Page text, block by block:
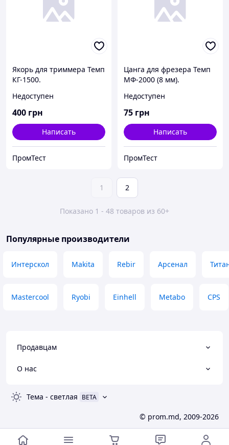
Якорь для триммера Темп
КГ-1500.
Недоступен
400 грн
Написать
ПромТест
Цанга для фрезера Темп
МФ-2000 (8 мм).
Недоступен
75 грн
Написать
ПромТест
1 2
Показано 1 - 48 товаров из 60+
Популярные производители
Интерскол Makita Rebir Арсенал
Mastercool Ryobi Einhell Metabo CPS
Продавцам
О нас
Тема - светлая BETA
© prom.md, 2009-2026